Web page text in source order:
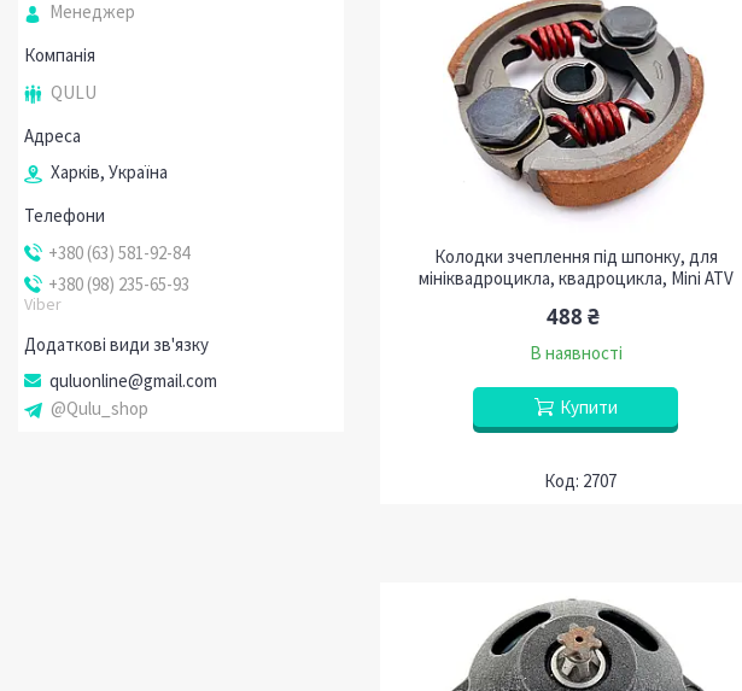
Колодки зчеплення під шпонку, для
мініквадроцикла, квадроцикла, Mini ATV
488 ₴
В наявності
Купити
2707
Менеджер
QULU
Харків, Україна
+380 (63) 581-92-84
+380 (98) 235-65-93
Viber
quluonline@gmail.com
@Qulu_shop